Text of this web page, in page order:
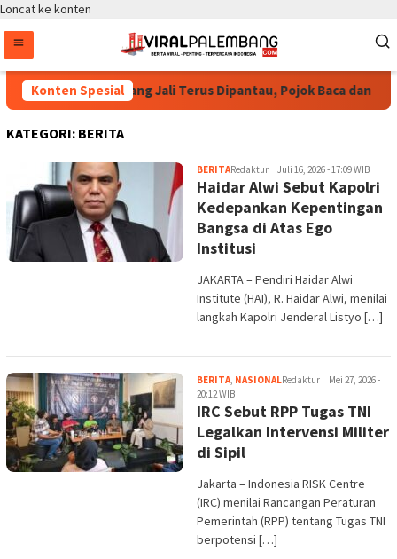
Loncat ke konten
Konten Spesial
Pastikan Bang Jali Terus Dipantau, Pojok Baca dan UMKM
KATEGORI: BERITA
BERITARedaktur Juli 16, 2026 - 17:09 WIB
Haidar Alwi Sebut Kapolri
Kedepankan Kepentingan
Bangsa di Atas Ego
Institusi
JAKARTA – Pendiri Haidar Alwi
Institute (HAI), R. Haidar Alwi, menilai
langkah Kapolri Jenderal Listyo […]
BERITA, NASIONALRedaktur
Mei 27, 2026 -
20:12 WIB
IRC Sebut RPP Tugas TNI
Legalkan Intervensi Militer
di Sipil
Jakarta – Indonesia RISK Centre
(IRC) menilai Rancangan Peraturan
Pemerintah (RPP) tentang Tugas TNI
berpotensi […]